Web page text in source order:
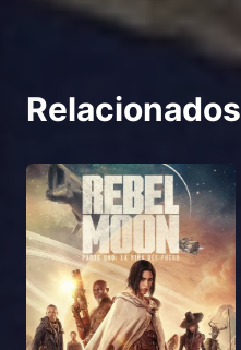
Relacionados